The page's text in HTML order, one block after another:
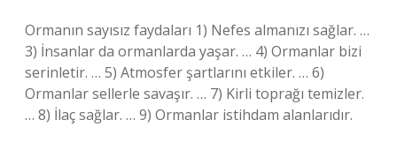
Ormanın sayısız faydaları 1) Nefes almanızı sağlar. …
3) İnsanlar da ormanlarda yaşar. … 4) Ormanlar bizi
serinletir. … 5) Atmosfer şartlarını etkiler. … 6)
Ormanlar sellerle savaşır. … 7) Kirli toprağı temizler.
… 8) İlaç sağlar. … 9) Ormanlar istihdam alanlarıdır.